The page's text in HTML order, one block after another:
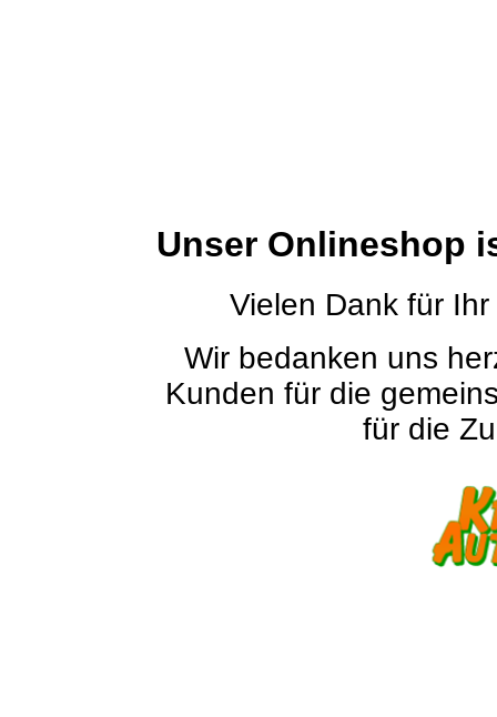
Unser Onlineshop
Vielen Dank für
Wir bedanken uns
Kunden für die
für die